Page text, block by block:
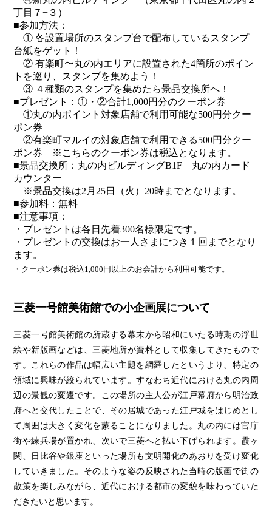
丁目７−３）
■参加方法：
① 各設置場所のスタンプ台で配布しているスタンプ
台紙をゲット！
② 有楽町〜丸の内エリアに設置された4箇所のポイン
トを巡り、スタンプを集めよう！
③ ４種類のスタンプを集めたら景品交換所へ！
■プレゼント：①・②合計1,000円分のクーポン券
①丸の内ポイント対象店舗で利用可能な500円分クー
ポン券
②有楽町マルイの対象店舗で利用できる500円分クー
ポン券 ※こちらのクーポン券は税込となります。
■景品交換所：丸の内ビルディングB1F 丸の内カード
カウンター
※景品交換は2月25日（火）20時までとなります。
■参加料：無料
■注意事項：
・プレゼントは各日先着300名様限定です。
・プレゼントの交換はお一人さまにつき１回までとなり
ます。
・クーポン券は税込1,000円以上のお会計から利用可能です。
三菱一号館美術館での小企画展について
三菱一号館美術館の所蔵する幕末から昭和にいたる時期の浮世
絵や新版画などは、三菱地所が資料として収集してきたもので
す。これらの作品は幅広い主題を網羅したというより、特定の
領域に興味が絞られています。すなわち近代における丸の内周
辺の景観の変遷です。この場所の主人公が江戸幕府から明治政
府へと交代したことで、その居城であった江戸城をはじめとし
て周囲は大きく変化を蒙ることになりました。丸の内には官庁
街や練兵場が置かれ、次いで三菱へと払い下げられます。霞ヶ
関、日比谷や銀座といった場所も文明開化のあおりを受け変化
していきました。そのような姿の反映された当時の版画で街の
散策を楽しみながら、近代における都市の変貌を味わっていた
だきたいと思います。